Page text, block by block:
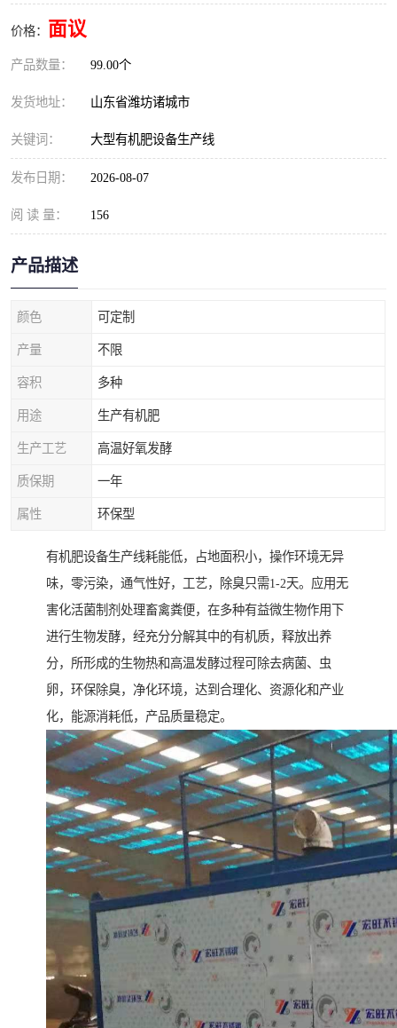
价格： 面议
产品数量： 99.00个
发货地址： 山东省潍坊诸城市
关键词： 大型有机肥设备生产线
发布日期： 2026-08-07
阅 读 量： 156
产品描述
颜色 可定制
产量 不限
容积 多种
用途 生产有机肥
生产工艺 高温好氧发酵
质保期 一年
属性 环保型
有机肥设备生产线耗能低，占地面积小，操作环境无异
味，零污染，通气性好，工艺，除臭只需1-2天。应用无
害化活菌制剂处理畜禽粪便，在多种有益微生物作用下
进行生物发酵，经充分分解其中的有机质，释放出养
分，所形成的生物热和高温发酵过程可除去病菌、虫
卵，环保除臭，净化环境，达到合理化、资源化和产业
化，能源消耗低，产品质量稳定。